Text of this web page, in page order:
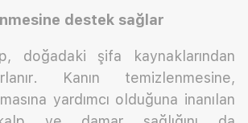
destek sağlar
doğadaki şifa kaynaklarından
Kanın temizlenmesine,
yardımcı olduğuna inanılan